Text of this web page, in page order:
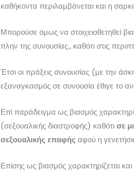
καθήκοντα περιλαμβάνεται και η
Μπορούσε όμως να στοιχειοθετηθεί
πλην της συνουσίας., καθότι στις
Έτσι οι πράξεις συνουσίας (με την
εξαναγκασμός σε συνουσία έθιγε το
Επί παράδειγμα ως βιασμός
(σεξουαλικής διαστροφής) καθότισε
σεξουαλικής επαφής αφού η
Επίσης ως βιασμός χαρακτηρίζεται